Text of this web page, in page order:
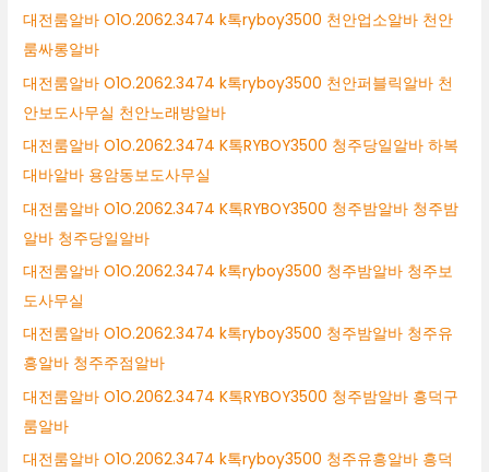
대전룸알바 O1O.2062.3474 k톡ryboy3500 천안업소알바 천안
룸싸롱알바
대전룸알바 O1O.2062.3474 k톡ryboy3500 천안퍼블릭알바 천
안보도사무실 천안노래방알바
대전룸알바 O1O.2062.3474 K톡RYBOY3500 청주당일알바 하복
대바알바 용암동보도사무실
대전룸알바 O1O.2062.3474 K톡RYBOY3500 청주밤알바 청주밤
알바 청주당일알바
대전룸알바 O1O.2062.3474 k톡ryboy3500 청주밤알바 청주보
도사무실
대전룸알바 O1O.2062.3474 k톡ryboy3500 청주밤알바 청주유
흥알바 청주주점알바
대전룸알바 O1O.2062.3474 K톡RYBOY3500 청주밤알바 흥덕구
룸알바
대전룸알바 O1O.2062.3474 k톡ryboy3500 청주유흥알바 흥덕